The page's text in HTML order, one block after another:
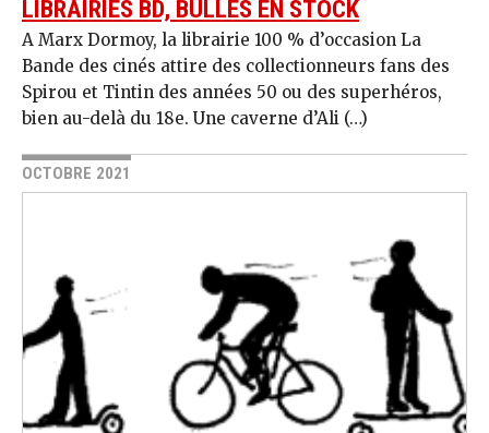
LIBRAIRIES BD, BULLES EN STOCK
A Marx Dormoy, la librairie 100 % d’occasion La
Bande des cinés attire des collectionneurs fans des
Spirou et Tintin des années 50 ou des superhéros,
bien au-delà du 18e. Une caverne d’Ali (…)
OCTOBRE 2021